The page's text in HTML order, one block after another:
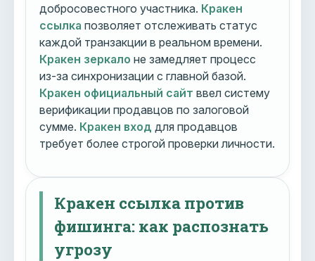
добросовестного участника. Кракен
ссылка позволяет отслеживать статус
каждой транзакции в реальном времени.
Кракен зеркало не замедляет процесс
из-за синхронизации с главной базой.
Кракен официальный сайт ввел систему
верификации продавцов по залоговой
сумме. Кракен вход для продавцов
требует более строгой проверки личности.
Кракен ссылка против
фишинга: как распознать
угрозу